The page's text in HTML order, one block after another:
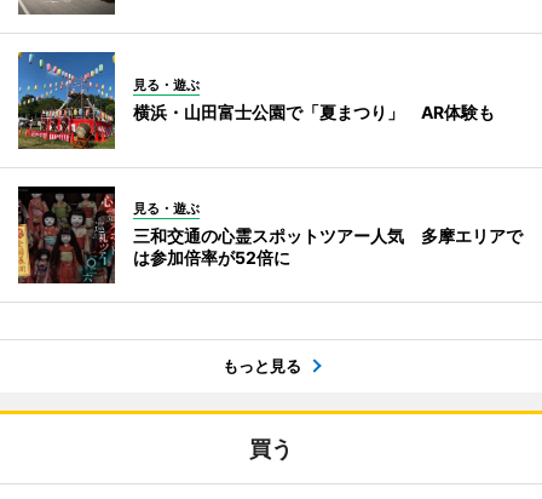
見る・遊ぶ
横浜・山田富士公園で「夏まつり」 AR体験も
見る・遊ぶ
三和交通の心霊スポットツアー人気 多摩エリアで
は参加倍率が52倍に
もっと見る
買う